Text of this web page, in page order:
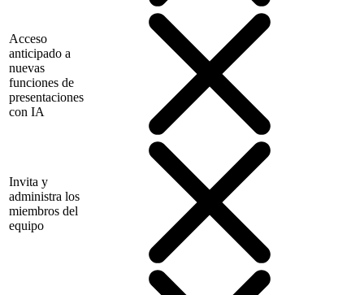
Acceso
anticipado a
nuevas
funciones de
presentaciones
con IA
Invita y
administra los
miembros del
equipo